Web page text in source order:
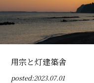
用宗と灯建築舎
posted:2023.07.01